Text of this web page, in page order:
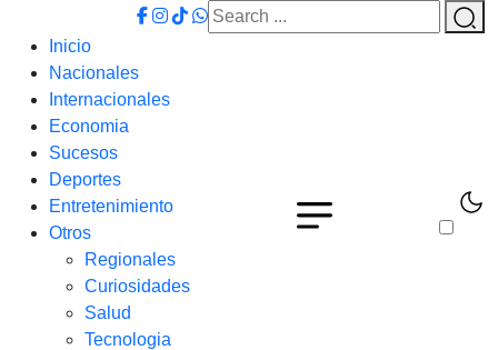
Inicio
Nacionales
Internacionales
Economia
Sucesos
Deportes
Entretenimiento
Otros
Regionales
Curiosidades
Salud
Tecnologia